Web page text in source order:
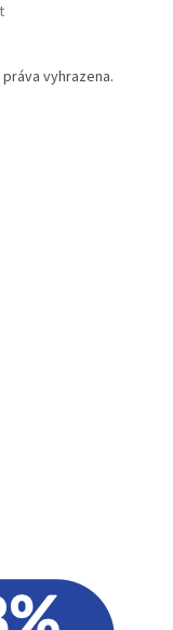
práva vyhrazena.